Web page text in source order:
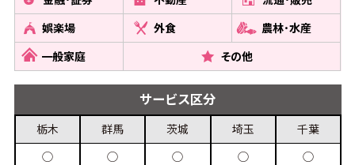
娯楽場
外食
農林･水産
一般家庭
その他
サービス区分
栃木
◯
群馬
◯
茨城
◯
埼玉
◯
千葉
◯